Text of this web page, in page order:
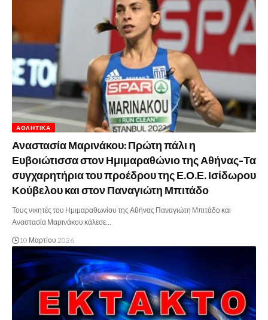
ΑΘΛΗΤΙΚΆ
Αναστασία Μαρινάκου: Πρώτη πάλι η
Ευβοιώτισσα στον Ημιμαραθώνιο της Αθήνας-Τα
συγχαρητήρια του προέδρου της Ε.Ο.Ε. Ισίδωρου
Κούβελου και στον Παναγιώτη Μπιτάδο
Τους νικητές του Ημιμαραθωνίου της Αθήνας Παναγιώτη Μπιτάδο και
Αναστασία Μαρινάκου κάλεσε…
10 Μαρτίου 2026